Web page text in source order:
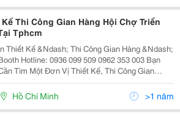
Thi Công Gian Hàng Hội Chợ Triển
Tphcm
Thiết Kế &Ndash; Thi Công Gian Hàng &Ndash;
0962 353 003 Bạn
Tìm Một Đơn Vị Thiết Kế, Thi Công Gian
Triễn Lãm Trọn Gói? Bạn Đang Muốn
Và Thi Công Một Gian Hàng Hội Chợ Ấn
Hồ Chí Minh >1 năm